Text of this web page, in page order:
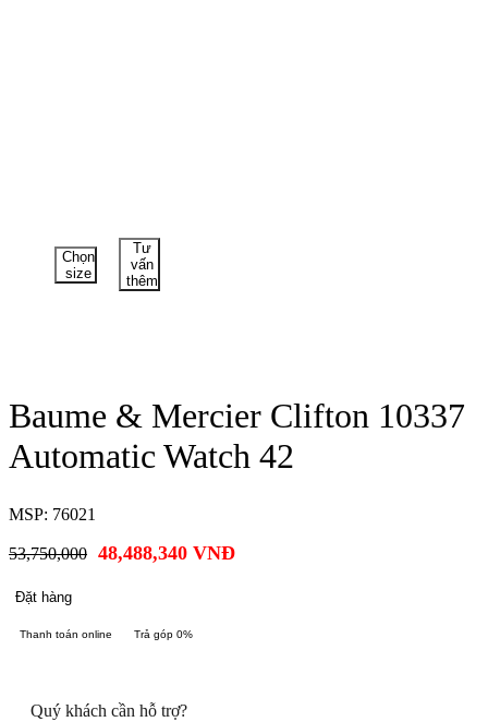
Chọn
size
Tư
vấn
thêm
Baume & Mercier Clifton 10337
Automatic Watch 42
MSP: 76021
53,750,000 48,488,340 VNĐ
Đặt hàng
Thanh toán online Trả góp 0%
Quý khách cần hỗ trợ?